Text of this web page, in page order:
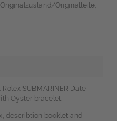
Originalteile,
SUBMARINER Date
Oyster bracelet.
describtion booklet and